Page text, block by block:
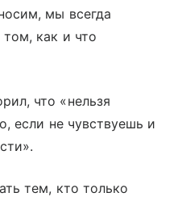
мы всегда
как и что
что «нельзя
если не чувствуешь и
тем, кто только